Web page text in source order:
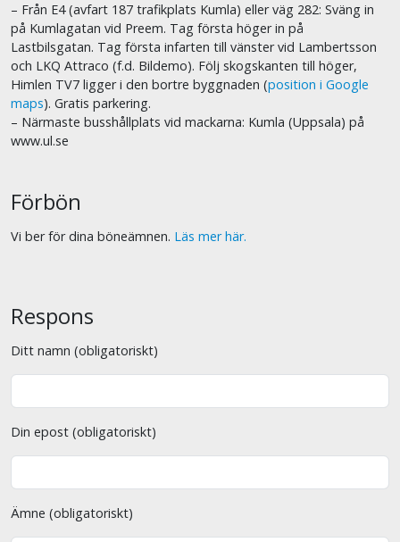
– Från E4 (avfart 187 trafikplats Kumla) eller väg 282: Sväng in
på Kumlagatan vid Preem. Tag första höger in på
Lastbilsgatan. Tag första infarten till vänster vid Lambertsson
och LKQ Attraco (f.d. Bildemo). Följ skogskanten till höger,
Himlen TV7 ligger i den bortre byggnaden (position i Google
maps). Gratis parkering.
– Närmaste busshållplats vid mackarna: Kumla (Uppsala) på
www.ul.se
Förbön
Vi ber för dina böneämnen. Läs mer här.
Respons
Ditt namn (obligatoriskt)
Din epost (obligatoriskt)
Ämne (obligatoriskt)